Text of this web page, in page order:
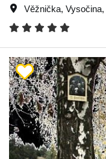
Věžnička, Vysočina,